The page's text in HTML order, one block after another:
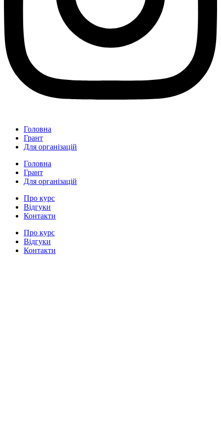
Головна
Грант
Для організацій
Головна
Грант
Для організацій
Про курс
Відгуки
Контакти
Про курс
Відгуки
Контакти